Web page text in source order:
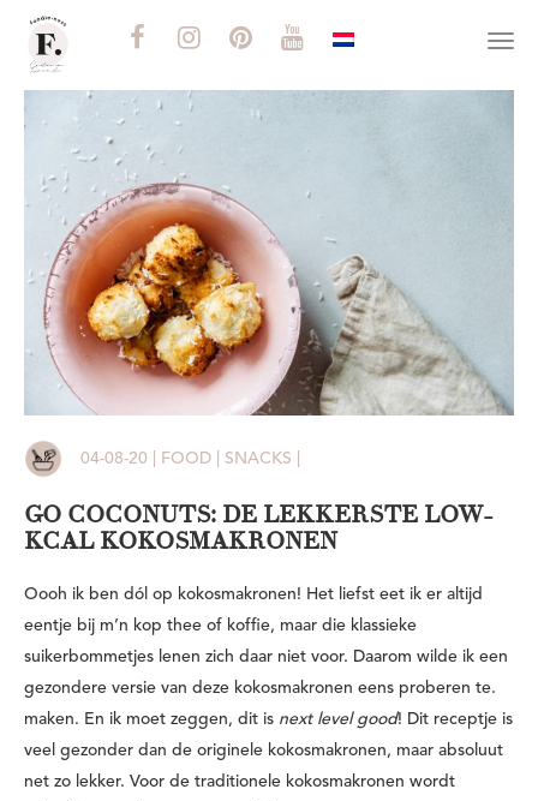
04-08-20 | FOOD | SNACKS |
GO COCONUTS: DE LEKKERSTE LOW-
KCAL KOKOSMAKRONEN
Oooh ik ben dól op kokosmakronen! Het liefst eet ik er altijd
eentje bij m’n kop thee of koffie, maar die klassieke
suikerbommetjes lenen zich daar niet voor. Daarom wilde ik een
gezondere versie van deze kokosmakronen eens proberen te.
maken. En ik moet zeggen, dit is next level good! Dit receptje is
veel gezonder dan de originele kokosmakronen, maar absoluut
net zo lekker. Voor de traditionele kokosmakronen wordt